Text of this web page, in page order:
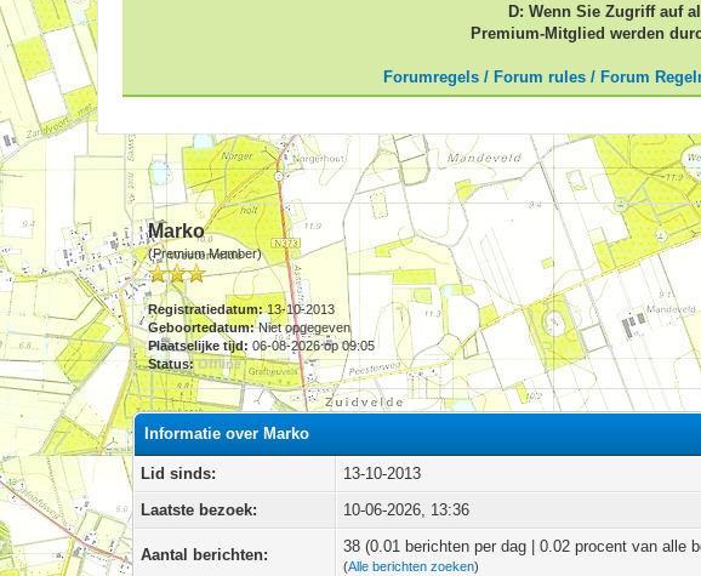
D: Wenn Sie Zugriff auf
Premium-Mitglied werden
Forumregels / Forum rules / Forum
Marko
(Premium Member)
Registratiedatum:13-10-2013
Geboortedatum:Niet opgegeven
Plaatselijke tijd: 06-08-2026 op 09:05
Status: Offline
Informatie over Marko
Lid sinds:
13-10-2013
Laatste bezoek:
10-06-2026, 13:36
Aantal berichten: 38 (0.01 berichten per dag | 0.02 procent van alle
(Alle berichten zoeken)